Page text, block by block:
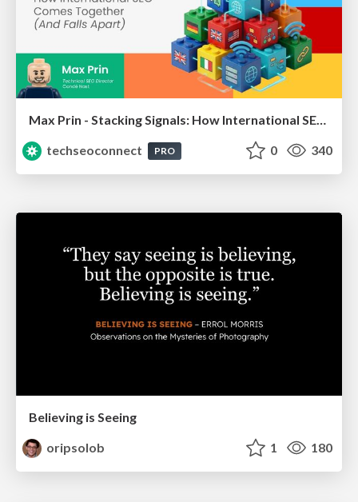
Max Prin - Stacking Signals: How International SEO Comes Together (And Falls Apart)
techseoconnect
PRO 0 340
Believing is Seeing
oripsolob
1 180